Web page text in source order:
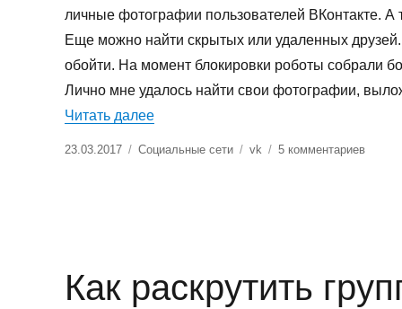
личные фотографии пользователей ВКонтакте.
Еще можно найти скрытых или удаленных
обойти. На момент блокировки роботы собрали
Лично мне удалось найти свои фотографии,
Читать далее«Скотобаза: что это, аналоги и
Опубликовано
23.03.2017 Рубрики
Социальные сети Метки
vk 5 комментариевк
в
Как раскрутить